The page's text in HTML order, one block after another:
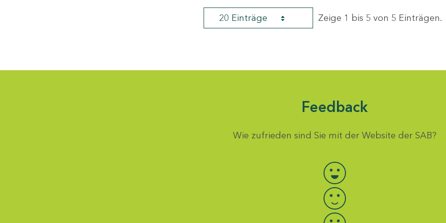
20 Einträge Zeige 1 bis 5 von 5 Einträgen.
Feedback
Wie zufrieden sind Sie mit der Website der SAB?
Bewertung auswählen